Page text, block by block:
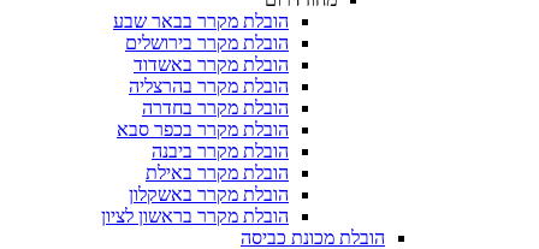
הובלת מקרר בבאר שבע
הובלת מקרר בירושלים
הובלת מקרר באשדוד
הובלת מקרר בהרצליה
הובלת מקרר בחדרה
הובלת מקרר בכפר סבא
הובלת מקרר ביבנה
הובלת מקרר באילת
הובלת מקרר באשקלון
הובלת מקרר בראשון לציון
הובלת מכונת כביסה